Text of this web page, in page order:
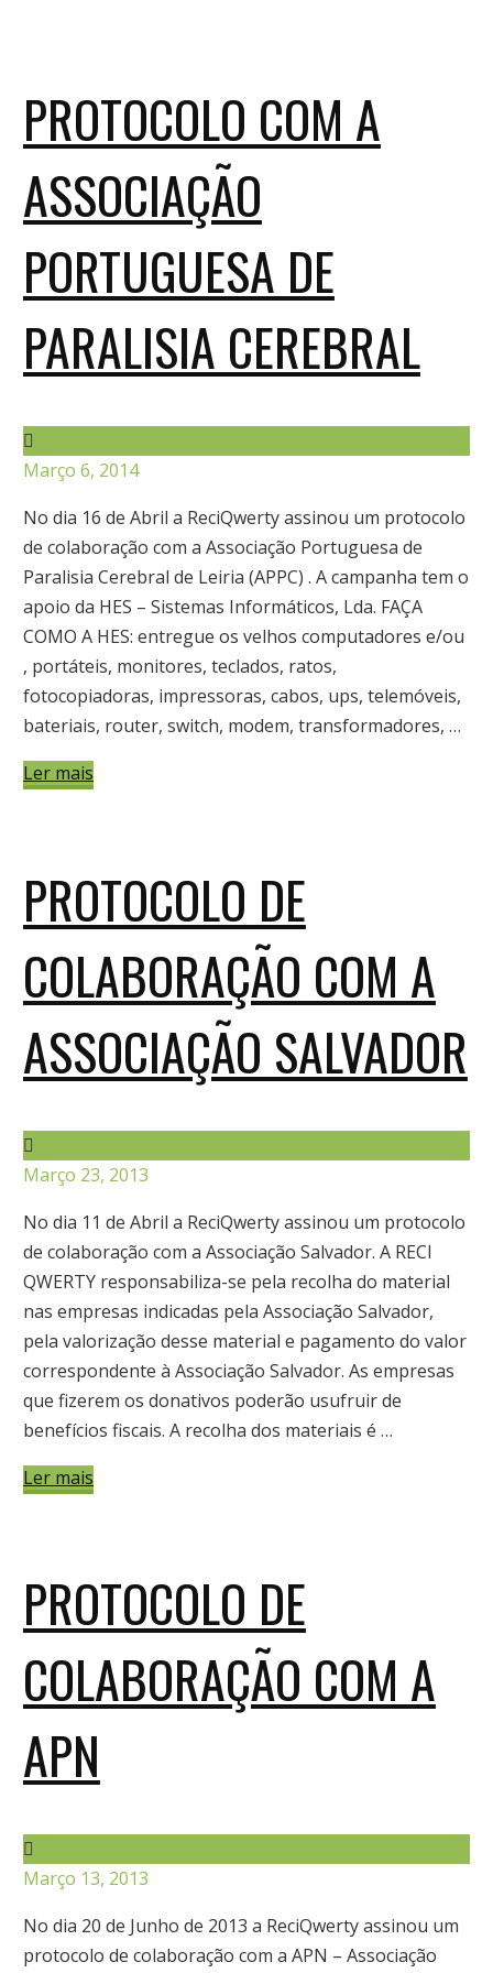
PROTOCOLO COM A
ASSOCIAÇÃO
PORTUGUESA DE
PARALISIA CEREBRAL
Março 6, 2014
No dia 16 de Abril a ReciQwerty assinou um protocolo
de colaboração com a Associação Portuguesa de
Paralisia Cerebral de Leiria (APPC) . A campanha tem o
apoio da HES – Sistemas Informáticos, Lda. FAÇA
COMO A HES: entregue os velhos computadores e/ou
, portáteis, monitores, teclados, ratos,
fotocopiadoras, impressoras, cabos, ups, telemóveis,
bateriais, router, switch, modem, transformadores, …
Ler mais
PROTOCOLO DE
COLABORAÇÃO COM A
ASSOCIAÇÃO SALVADOR
Março 23, 2013
No dia 11 de Abril a ReciQwerty assinou um protocolo
de colaboração com a Associação Salvador. A RECI
QWERTY responsabiliza-se pela recolha do material
nas empresas indicadas pela Associação Salvador,
pela valorização desse material e pagamento do valor
correspondente à Associação Salvador. As empresas
que fizerem os donativos poderão usufruir de
benefícios fiscais. A recolha dos materiais é …
Ler mais
PROTOCOLO DE
COLABORAÇÃO COM A
APN
Março 13, 2013
No dia 20 de Junho de 2013 a ReciQwerty assinou um
protocolo de colaboração com a APN – Associação